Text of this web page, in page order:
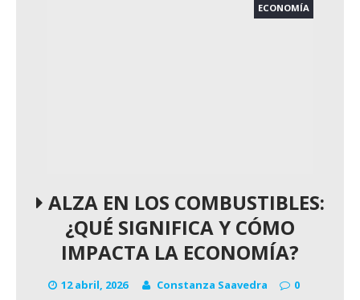
ECONOMÍA
ALZA EN LOS COMBUSTIBLES:
¿QUÉ SIGNIFICA Y CÓMO
IMPACTA LA ECONOMÍA?
12 abril, 2026 Constanza Saavedra 0